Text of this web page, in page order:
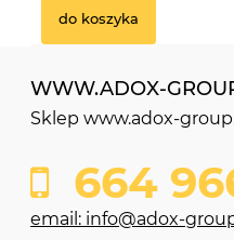
do koszyka
do koszyka
WWW.ADOX-
Sklep www.adox-
664
email: info@adox-